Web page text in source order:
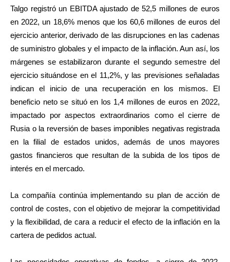
Talgo registró un EBITDA ajustado de 52,5 millones de euros
en 2022, un 18,6% menos que los 60,6 millones de euros del
ejercicio anterior, derivado de las disrupciones en las cadenas
de suministro globales y el impacto de la inflación. Aun así, los
márgenes se estabilizaron durante el segundo semestre del
ejercicio situándose en el 11,2%, y las previsiones señaladas
indican el inicio de una recuperación en los mismos. El
beneficio neto se situó en los 1,4 millones de euros en 2022,
impactado por aspectos extraordinarios como el cierre de
Rusia o la reversión de bases imponibles negativas registrada
en la filial de estados unidos, además de unos mayores
gastos financieros que resultan de la subida de los tipos de
interés en el mercado.
La compañía continúa implementando su plan de acción de
control de costes, con el objetivo de mejorar la competitividad
y la flexibilidad, de cara a reducir el efecto de la inflación en la
cartera de pedidos actual.